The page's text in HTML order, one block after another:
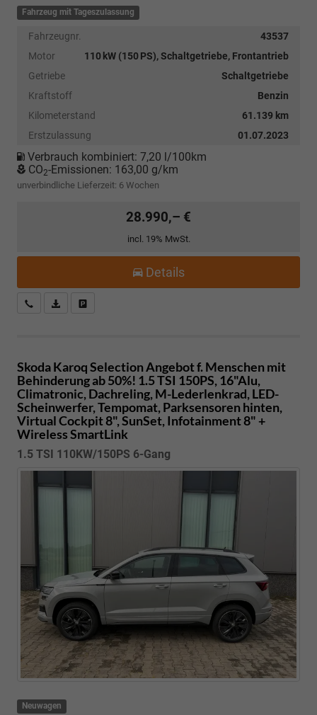
Fahrzeug mit Tageszulassung
Fahrzeugnr.
43537
Motor
110 kW (150 PS), Schaltgetriebe, Frontantrieb
Getriebe
Schaltgetriebe
Kraftstoff
Benzin
Kilometerstand
61.139 km
Erstzulassung
01.07.2023
Verbrauch kombiniert: 7,20 l/100km
CO2-Emissionen: 163,00 g/km
unverbindliche Lieferzeit: 6 Wochen
28.990,– €
incl. 19% MwSt.
Details
Kostenloser Rückruf-Service
PDF-Datei, Fahrzeugexposé drucken
Skoda KaroqSelection Angebot f. Menschen mit
Behinderung ab 50%! 1.5 TSI 150PS, 16"Alu,
Climatronic, Dachreling, M-Lederlenkrad, LED-
Scheinwerfer, Tempomat, Parksensoren hinten,
Virtual Cockpit 8", SunSet, Infotainment 8" +
Wireless SmartLink
1.5 TSI 110KW/150PS 6-Gang
Neuwagen